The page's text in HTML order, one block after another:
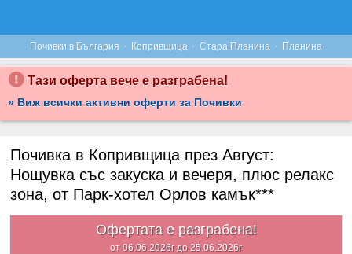
Почивки в България · Копривщица · Стара Планина · Планина
Тази оферта вече е разграбена!
» Виж всички активни оферти за Почивки
Почивка в Копривщица през Август:
Нощувка със закуска и вечеря, плюс релакс
зона, от Парк-хотел Орлов камък***
Офертата е разграбена!
от 06.06.2026г до 25.06.2026г